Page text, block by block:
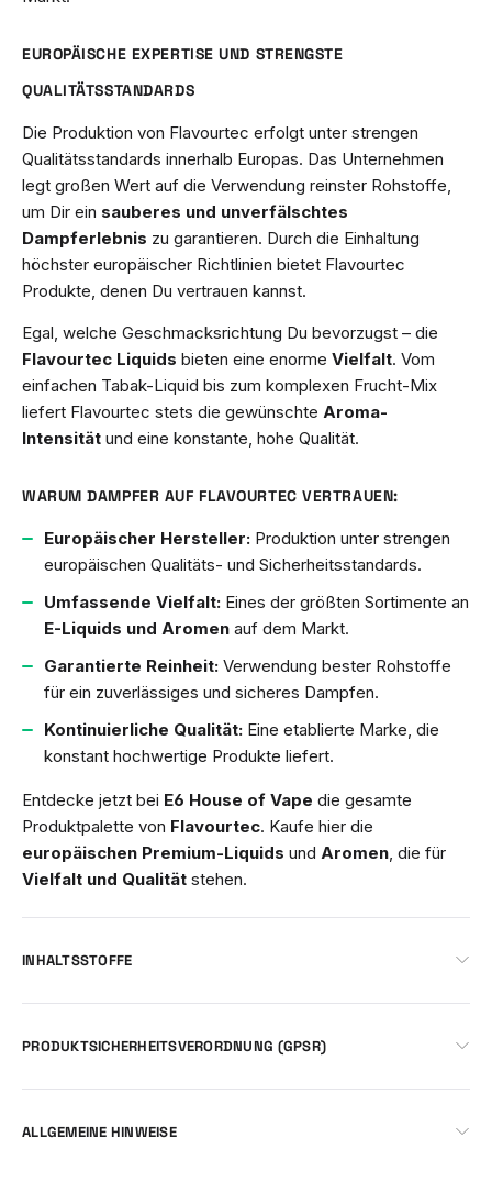
EUROPÄISCHE EXPERTISE UND STRENGSTE
QUALITÄTSSTANDARDS
Die Produktion von Flavourtec erfolgt unter strengen
Qualitätsstandards innerhalb Europas. Das Unternehmen
legt großen Wert auf die Verwendung reinster Rohstoffe,
um Dir ein sauberes und unverfälschtes
Dampferlebnis zu garantieren. Durch die Einhaltung
höchster europäischer Richtlinien bietet Flavourtec
Produkte, denen Du vertrauen kannst.
Egal, welche Geschmacksrichtung Du bevorzugst – die
Flavourtec Liquids bieten eine enorme Vielfalt. Vom
einfachen Tabak-Liquid bis zum komplexen Frucht-Mix
liefert Flavourtec stets die gewünschte Aroma-
Intensität und eine konstante, hohe Qualität.
WARUM DAMPFER AUF FLAVOURTEC VERTRAUEN:
Europäischer Hersteller: Produktion unter strengen
europäischen Qualitäts- und Sicherheitsstandards.
Umfassende Vielfalt: Eines der größten Sortimente an
E-Liquids und Aromen auf dem Markt.
Garantierte Reinheit: Verwendung bester Rohstoffe
für ein zuverlässiges und sicheres Dampfen.
Kontinuierliche Qualität: Eine etablierte Marke, die
konstant hochwertige Produkte liefert.
Entdecke jetzt bei E6 House of Vape die gesamte
Produktpalette von Flavourtec. Kaufe hier die
europäischen Premium-Liquids und Aromen , die für
Vielfalt und Qualität stehen.
INHALTSSTOFFE
PRODUKTSICHERHEITSVERORDNUNG (GPSR)
ALLGEMEINE HINWEISE